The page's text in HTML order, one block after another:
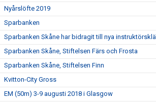
Nyårslöfte 2019
Sparbanken
Sparbanken Skåne har bidragit till nya
Sparbanken Skåne, Stiftelsen Färs och Frosta
Sparbanken Skåne, Stiftelsen Finn
Kvitton-City Gross
EM (50m) 3-9 augusti 2018 i Glasgow